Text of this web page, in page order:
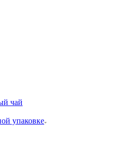
чай
упаковке